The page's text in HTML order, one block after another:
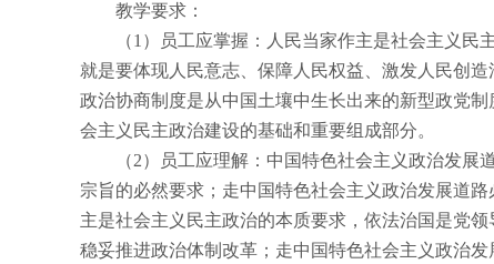
教学要求：
（1 ）员工应掌握：人民当家作主是社会主义民
就是要体现人民意志、保障人民权益、激发人民创
政治协商制度是从中国土壤中生长出来的新型政党
会主义民主政治建设的基础和重要组成部分。
（2）员工应理解：中国特色社会主义政治发展
宗旨的必然要求；走中国特色社会主义政治发展道
主是社会主义民主政治的本质要求，依法治国是党
稳妥推进政治体制改革；走中国特色社会主义政治